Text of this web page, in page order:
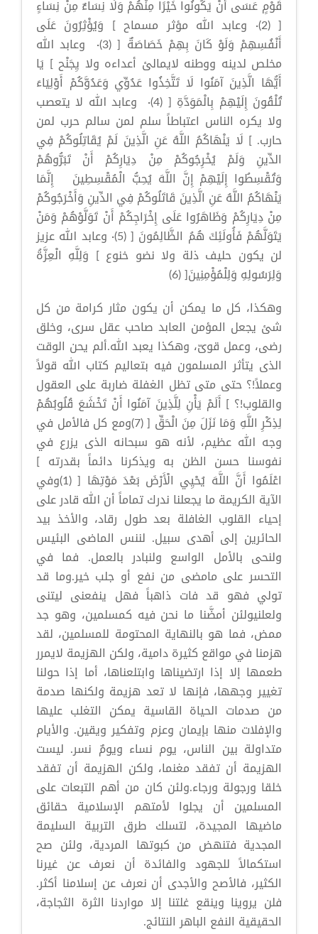
قَوْمٍ عَسَى أَنْ يَكُونُوا خَيْرًا مِنْهُمْ وَلَا نِسَاءٌ مِنْ نِسَاءٍ
[ (2)· وعابد الله مؤثر مسماح ] وَيُؤْثِرُونَ عَلَى
أَنْفُسِهِمْ وَلَوْ كَانَ بِهِمْ خَصَاصَةٌ [ (3)· وعابد الله
مخلص لدينه ووطنه لايمالئ أعداءه ولا يِجَنْح ] يَا
أَيُّهَا الَّذِينَ آمَنُوا لَا تَتَّخِذُوا عَدُوِّي وَعَدُوَّكُمْ أَوْلِيَاءَ
تُلْقُونَ إِلَيْهِمْ بِالْمَوَدَّةِ [ (4)· وعابد الله لا يتعصب
ولا يكره الناس اعتباطاً سلم لمن سالم حرب لمن
حارب. ] لَا يَنْهَاكُمُ اللَّهُ عَنِ الَّذِينَ لَمْ يُقَاتِلُوكُمْ فِي
الدِّينِ وَلَمْ يُخْرِجُوكُمْ مِنْ دِيَارِكُمْ أَنْ تَبَرُّوهُمْ
وَتُقْسِطُوا إِلَيْهِمْ إِنَّ اللَّهَ يُحِبُّ الْمُقْسِطِينَ إِنَّمَا
يَنْهَاكُمُ اللَّهُ عَنِ الَّذِينَ قَاتَلُوكُمْ فِي الدِّينِ وَأَخْرَجُوكُمْ
مِنْ دِيَارِكُمْ وَظَاهَرُوا عَلَى إِخْرَاجِكُمْ أَنْ تَوَلَّوْهُمْ وَمَنْ
يَتَوَلَّهُمْ فَأُولَئِكَ هُمُ الظَّالِمُونَ [ (5)· وعابد الله عزيز
لن يكون حليف ذلة ولا نضو خنوع ] وَلِلَّهِ الْعِزَّةُ
وَلِرَسُولِهِ وَلِلْمُؤْمِنِينَ[ (6)
وهكذا، كل ما يمكن أن يكون مثار كرامة من كل
شئ يجعل المؤمن العابد صاحب عقل سرى، وخلق
رضى، وعمل قوىّ، وهكذا يعبد الله.ألم يحن الوقت
الذى يتأثر المسلمون فيه بتعاليم كتاب الله قولاً
وعملاً!؟ حتى متى تظل الغفلة ضاربة على العقول
والقلوب!؟ ] أَلَمْ يَأْنِ لِلَّذِينَ آمَنُوا أَنْ تَخْشَعَ قُلُوبُهُمْ
لِذِكْرِ اللَّهِ وَمَا نَزَلَ مِنَ الْحَقِّ [ (7)ومع كل فالأمل في
وجه الله عظيم، لأنه هو سبحانه الذى يزرع في
نفوسنا حسن الظن به ويذكرنا دائماً بقدرته ]
اعْلَمُوا أَنَّ اللَّهَ يُحْيِي الْأَرْضَ بَعْدَ مَوْتِهَا [ (1)وفي
الآية الكريمة ما يجعلنا ندرك تماماً أن الله قادر على
إحياء القلوب الغافلة بعد طول رقاد، والأخذ بيد
الحائرين إلى أهدى سبيل. لننس الماضى البئيس
ولنحى بالأمل الواسع ولنبادر بالعمل. فما في
التحسر على مامضى من نفع أو جلب خير.وما قد
تولي فهو قد فات ذاهباً فهل ينفعنى ليتنى
ولعلنيولئن أمضَّنا ما نحن فيه كمسلمين، وهو جد
ممض، فما هو بالنهاية المحتومة للمسلمين، لقد
هزمنا في مواقع كثيرة دامية، ولكن الهزيمة لايمرر
طعمها إلا إذا ارتضيناها وابتلعناها، أما إذا حولنا
تغيير وجهها، فإنها لا تعد هزيمة ولكنها صدمة
من صدمات الحياة القاسية يمكن التغلب عليها
والإفلات منها بإيمان وعزم وتفكير ويقين. والأيام
متداولة بين الناس، يوم نساء ويومٌ نسر. ليست
الهزيمة أن تفقد مغنما، ولكن الهزيمة أن تفقد
خلقا ورجولة ورجاء.ولئن كان من أهم التبعات على
المسلمين أن يجلوا لأمتهم الإسلامية حقائق
ماضيها المجيدة، لتسلك طرق التربية السليمة
المجدية فتنهض من كبوتها المردية، ولئن صح
استكمالاً للجهود والفائدة أن نعرف عن غيرنا
الكثير، فالأصح والأجدى أن نعرف عن إسلامنا أكثر.
فلن يروينا وينقع غلتنا إلا مواردنا الثرة الثجاجة،
الحقيقية النفع الباهر النتائج.